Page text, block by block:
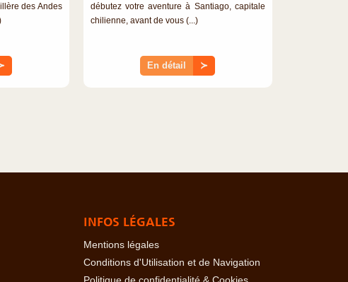
des Andes
débutez votre aventure à Santiago, capitale
chilienne, avant de vous (...)
En détail ≻
INFOS LÉGALES
Mentions légales
Conditions d'Utilisation et de Navigation